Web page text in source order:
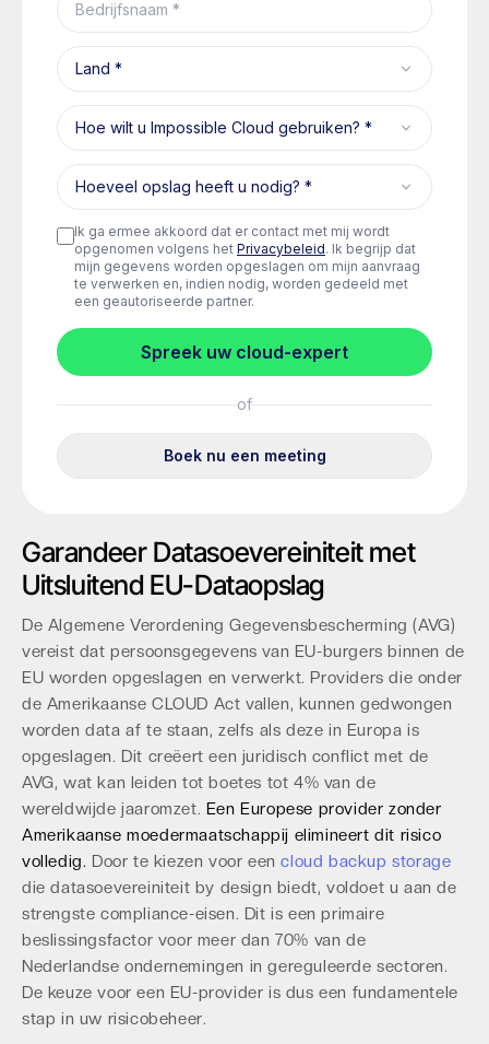
Garandeer Datasoevereiniteit met
Uitsluitend EU-Dataopslag
De Algemene Verordening Gegevensbescherming (AVG)
vereist dat persoonsgegevens van EU-burgers binnen de
EU worden opgeslagen en verwerkt. Providers die onder
de Amerikaanse CLOUD Act vallen, kunnen gedwongen
worden data af te staan, zelfs als deze in Europa is
opgeslagen. Dit creëert een juridisch conflict met de
AVG, wat kan leiden tot boetes tot 4% van de
wereldwijde jaaromzet. Een Europese provider zonder
Amerikaanse moedermaatschappij elimineert dit risico
volledig. Door te kiezen voor eencloud backup storage
die datasoevereiniteit by design biedt, voldoet u aan de
strengste compliance-eisen. Dit is een primaire
beslissingsfactor voor meer dan 70% van de
Nederlandse ondernemingen in gereguleerde sectoren.
De keuze voor een EU-provider is dus een fundamentele
stap in uw risicobeheer.